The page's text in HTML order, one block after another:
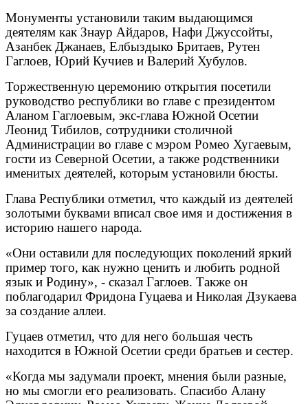
Монументы установили таким выдающимся
деятелям как Знаур Айдаров, Нафи Джуссойты,
Азанбек Джанаев, Елбыздыко Бритаев, Рутен
Гаглоев, Юрий Кучиев и Валерий Хубулов.
Торжественную церемонию открытия посетили
руководство республики во главе с президентом
Аланом Гаглоевым, экс-глава Южной Осетии
Леонид Тибилов, сотрудники столичной
Администрации во главе с мэром Ромео Хугаевым,
гости из Северной Осетии, а также родственники
именитых деятелей, которым установили бюсты.
Глава Республики отметил, что каждый из деятелей
золотыми буквами вписал свое имя и достижения в
историю нашего народа.
«Они оставили для последующих поколений яркий
пример того, как нужно ценить и любить родной
язык и Родину», - сказал Гаглоев. Также он
поблагодарил Фридона Гуцаева и Николая Дзукаева
за создание аллеи.
Гуцаев отметил, что для него большая честь
находится в Южной Осетии среди братьев и сестер.
«Когда мы задумали проект, мнения были разные,
но мы смогли его реализовать. Спасибо Алану